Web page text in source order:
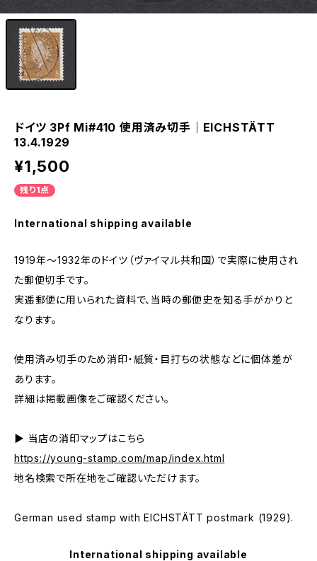
ドイツ 3Pf Mi#410 使用済み切手｜EICHSTÄTT
13.4.1929
¥1,500
残り1点
International shipping available
1919年～1932年のドイツ（ヴァイマル共和国）で実際に使用され
た郵便切手です。
実逓郵便に用いられた資料で、当時の郵便史を知る手がかりと
なります。
使用済み切手のため消印・紙質・目打ちの状態などに個体差が
あります。
詳細は掲載画像をご確認ください。
▶ 当店の消印マップはこちら
https://young-stamp.com/map/index.html
地名検索で所在地をご確認いただけます。
German used stamp with EICHSTÄTT postmark (1929).
International shipping available